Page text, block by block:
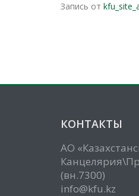
Запись от
КОНТАКТЫ
АО
(вн.7300)
info@kfu.kz